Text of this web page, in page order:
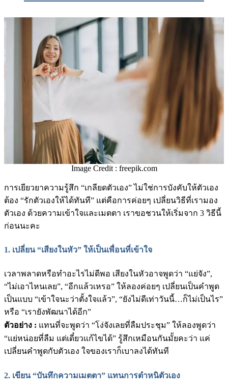
Image Credit : freepik.com
การเยียวยาความรู้สึก “เกลียดตัวเอง” ไม่ใช่การบังคับให้ตัวเอง
ต้อง “รักตัวเองให้ได้ทันที” แต่คือการค่อยๆ เปลี่ยนวิธีที่เรามอง
ตัวเอง ด้วยความเข้าใจและเมตตา เราขอชวนให้เริ่มจาก 3 วิธีนี้
ก่อนนะคะ
1. เปลี่ยน “เสียงในหัว” ให้เป็นเพื่อนที่เข้าใจ
เวลาพลาดหรือทำอะไรไม่ดีพอ เสียงในหัวอาจพูดว่า “แย่จัง”,
“ไม่เอาไหนเลย”, “อีกแล้วเหรอ” ให้ลองค่อยๆ เปลี่ยนเป็นคำพูด
เป็นแบบ “เข้าใจนะว่าตั้งใจแล้ว”, “ยังไม่ดีเท่าวันนี้…ก็ไม่เป็นไร”
หรือ “เรายังพัฒนาได้อีก”
ตัวอย่าง : แทนที่จะพูดว่า “โง่จังเลยที่ลืมประชุม” ให้ลองพูดว่า
“แย่หน่อยที่ลืม แต่เดี๋ยวแก้ไขได้” รู้สึกเหมือนกันมั้ยคะว่า แค่
เปลี่ยนคำพูดกับตัวเอง ใจของเราก็เบาลงได้ทันที
2. เขียน “บันทึกความเมตตา” แทนการตำหนิตัวเอง